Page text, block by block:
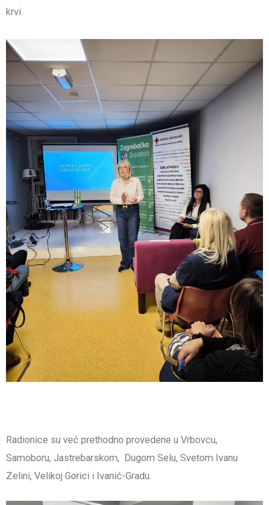
krvi.
Radionice su već prethodno provedene u Vrbovcu,
Samoboru, Jastrebarskom, Dugom Selu, Svetom Ivanu
Zelini, Velikoj Gorici i Ivanić-Gradu.